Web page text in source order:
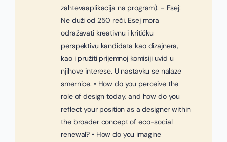
zahtevaaplikacija na program). - Esej:
Ne duži od 250 reči. Esej mora
odražavati kreativnu i kritičku
perspektivu kandidata kao dizajnera,
kao i pružiti prijemnoj komisiji uvid u
njihove interese. U nastavku se nalaze
smernice. • How do you perceive the
role of design today, and how do you
reflect your position as a designer within
the broader concept of eco-social
renewal? • How do you imagine